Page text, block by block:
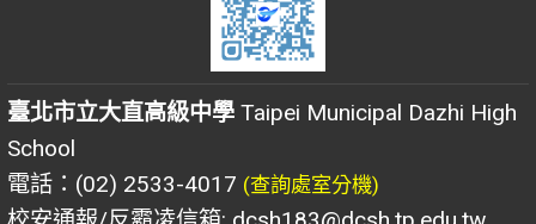
臺北市立大直高級中學 Taipei Municipal Dazhi High
School
電話：(02) 2533-4017 (查詢處室分機)